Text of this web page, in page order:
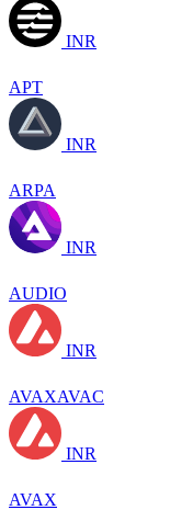
INR
APT
INR
ARPA
INR
AUDIO
INR
AVAXAVAC
INR
AVAX